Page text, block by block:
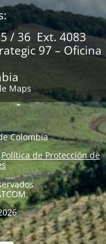
/ 36 Ext. 4083
97 – Oficina
Maps
Colombia
Política de Protección de
2026